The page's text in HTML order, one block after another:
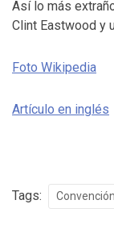
Así lo más
Clint Eastwood y
Foto Wikipedia
Artículo en inglés
Tags: